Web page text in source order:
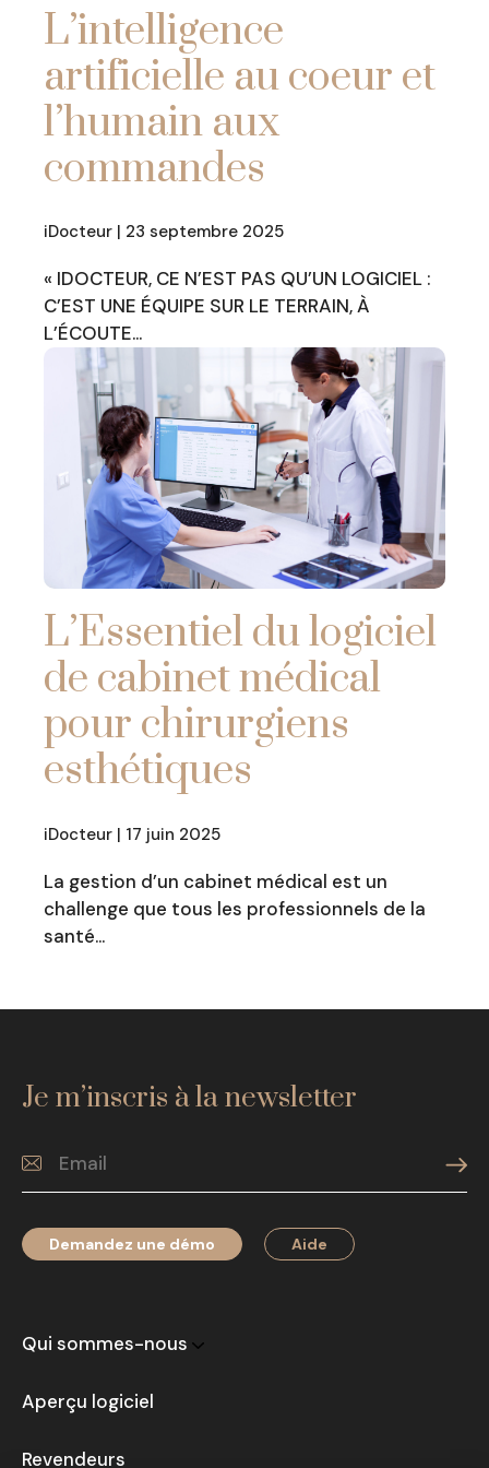
L’intelligence
artificielle au coeur et
l’humain aux
commandes
iDocteur | 23 septembre 2025
« IDOCTEUR, CE N’EST PAS QU’UN LOGICIEL :
C’EST UNE ÉQUIPE SUR LE TERRAIN, À
L’ÉCOUTE…
L’Essentiel du logiciel
de cabinet médical
pour chirurgiens
esthétiques
iDocteur | 17 juin 2025
La gestion d’un cabinet médical est un
challenge que tous les professionnels de la
santé…
Je m’inscris à la newsletter
Demandez une démo Aide
Qui sommes-nous
Aperçu logiciel
Revendeurs